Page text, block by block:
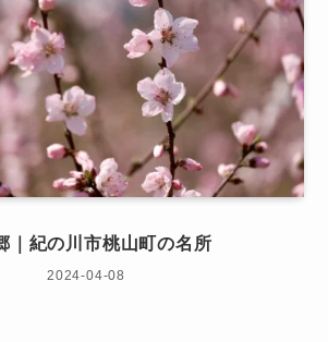
｜紀の川市桃山町の名所
2024-04-08